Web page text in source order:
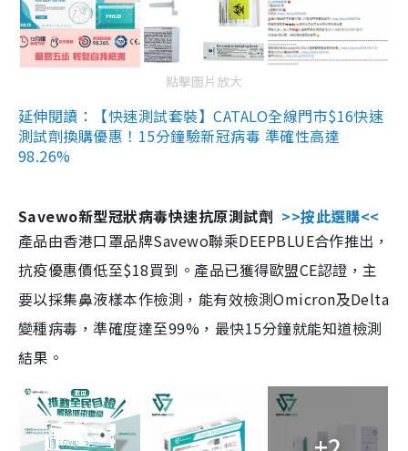
點擊圖片放大
延伸閱讀：【快速測試套裝】CATALO全線門市$16快速
測試劑換購優惠！15分鐘驗新冠病毒 準確性高達
98.26%
Savewo新型冠狀病毒快速抗原測試劑 >>按此選購<<
產品由香港口罩品牌Savewo聯乘DEEPBLUE合作推出，
抗疫優惠價低至$18買到。產品已獲得歐盟CE認證，主
要以採集鼻液樣本作檢測，能有效檢測Omicron及Delta
變種病毒，準確度達至99%，最快15分鐘就能知道檢測
結果。